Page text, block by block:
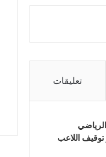
تعليقات
اللاعب